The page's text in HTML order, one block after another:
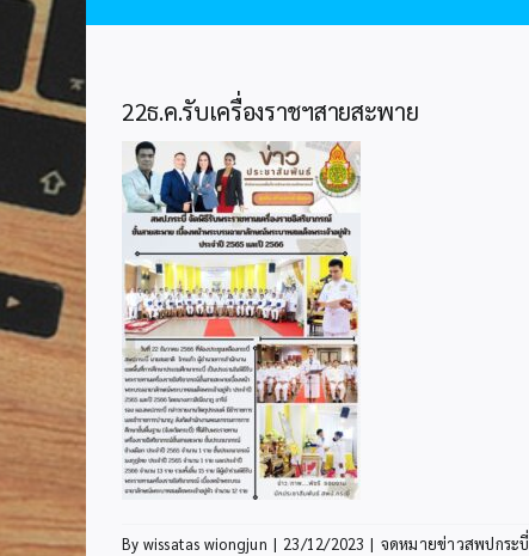
22ธ.ค.รับเครื่องราชฯสายสะพาย
By wissatas wiongjun | 23/12/2023 | จดหมายข่าวสพปกระบี่